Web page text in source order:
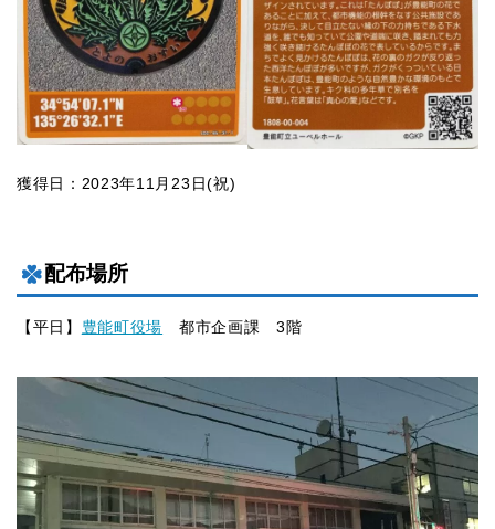
獲得日：2023年11月23日(祝)
配布場所
【平日】 豊能町役場 都市企画課 3階